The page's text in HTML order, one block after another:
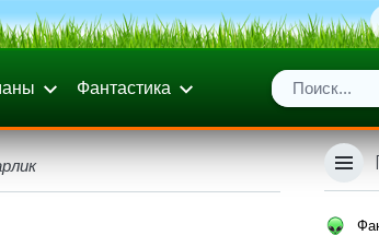
Фантастика